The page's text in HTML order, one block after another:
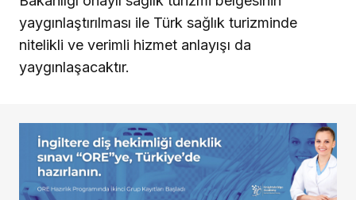
yaygınlaştırılması ile Türk sağlık turizminde
nitelikli ve verimli hizmet anlayışı da
yaygınlaşacaktır.